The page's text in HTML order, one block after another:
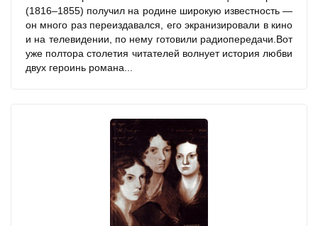
(1816–1855) получил на родине широкую известность —
он много раз переиздавался, его экранизировали в кино
и на телевидении, по нему готовили радиопередачи.Вот
уже полтора столетия читателей волнует история любви
двух героинь романа...